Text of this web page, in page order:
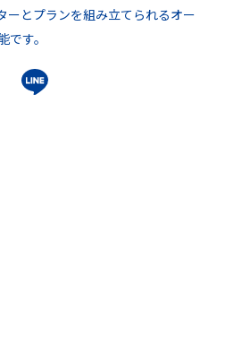
ーとプランを組み立てられるオー
す。